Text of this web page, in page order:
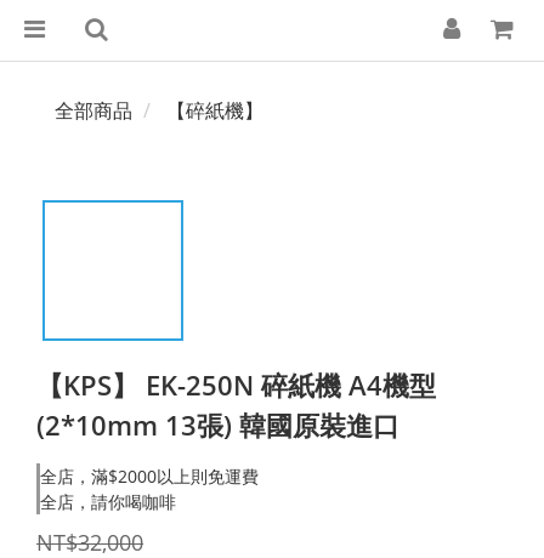
全部商品 【碎紙機】
【KPS】 EK-250N 碎紙機 A4機型
(2*10mm 13張) 韓國原裝進口
全店，滿$2000以上則免運費
全店，請你喝咖啡
NT$32,000